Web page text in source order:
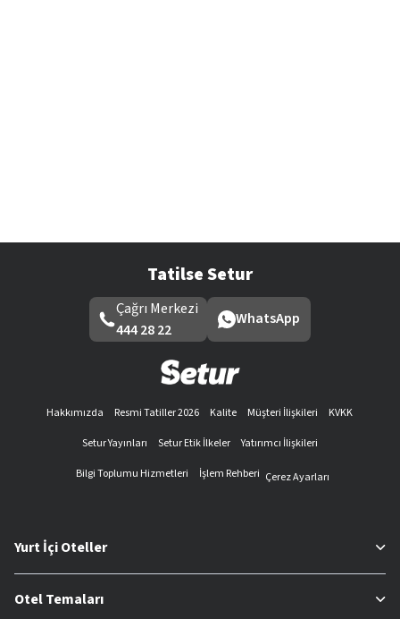
Tatilse Setur
Çağrı Merkezi
444 28 22
WhatsApp
Hakkımızda Resmi Tatiller 2026 Kalite Müşteri İlişkileri
KVKK
Setur Yayınları
Setur Etik İlkeler
Yatırımcı İlişkileri
Bilgi Toplumu Hizmetleri
İşlem Rehberi Çerez Ayarları
Yurt İçi Oteller
Otel Temaları